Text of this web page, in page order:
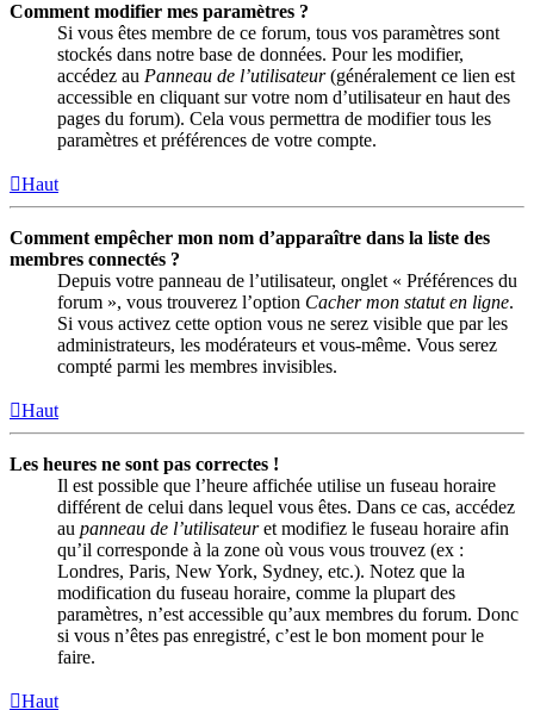
Comment modifier mes paramètres ?
Si vous êtes membre de ce forum, tous vos paramètres sont
stockés dans notre base de données. Pour les modifier,
accédez au Panneau de l’utilisateur(généralement ce lien est
accessible en cliquant sur votre nom d’utilisateur en haut des
pages du forum). Cela vous permettra de modifier tous les
paramètres et préférences de votre compte.
Haut
Comment empêcher mon nom d’apparaître dans la liste des
membres connectés ?
Depuis votre panneau de l’utilisateur, onglet « Préférences du
forum », vous trouverez l’option Cacher mon statut en ligne.
Si vous activez cette option vous ne serez visible que par les
administrateurs, les modérateurs et vous-même. Vous serez
compté parmi les membres invisibles.
Haut
Les heures ne sont pas correctes !
Il est possible que l’heure affichée utilise un fuseau horaire
différent de celui dans lequel vous êtes. Dans ce cas, accédez
au panneau de l’utilisateuret modifiez le fuseau horaire afin
qu’il corresponde à la zone où vous vous trouvez (ex :
Londres, Paris, New York, Sydney, etc.). Notez que la
modification du fuseau horaire, comme la plupart des
paramètres, n’est accessible qu’aux membres du forum. Donc
si vous n’êtes pas enregistré, c’est le bon moment pour le
faire.
Haut